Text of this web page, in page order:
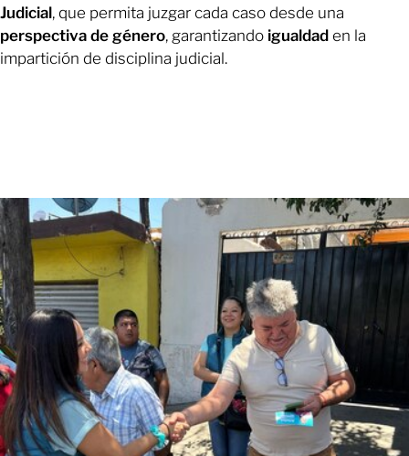
Judicial, que permita juzgar cada caso desde una
perspectiva de género, garantizando igualdad en la
impartición de disciplina judicial.